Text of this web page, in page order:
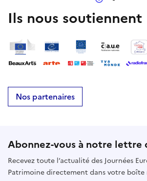
Ils nous soutiennent
Nos partenaires
Abonnez-vous à notre lettre
Recevez toute l’actualité des Journées
Patrimoine directement dans votre boîte